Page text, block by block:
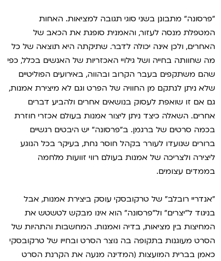
"פרסונה" מתבונן בשני סוגי תגובה למציאות. האחות
המטפלת מנסה לעזור, והאמנית סופגת את הכאב של
האחרים, ולכן אינה יכולה לדבר. שתיקתה היא תוצאה של כל
מה שחוותה בחייה ושל גילויי האכזריות של האנשים בכלל, כפי
שהם משתקפים בעבר הקרוב ובהווה, באירועים הפוליטיים
שלא ניתן לנתקם מן החוויה של הפרט וגם לא מיצירת אמנות,
גם אם זו שואפת לעסוק בנושאים אחרים ולהביע דברים
אחרים. השאלה כיצד ניתן ליצור אמנות בעולם אכזרי חוזרת
בכמה סרטים של ברגמן. ב"פרסונה" יש היבטים רגשיים
ברורים שנועדו לעורר בקהל חוסר נחת, בעיקר בכל הנוגע
ליצירה ולצריכה של אמנות בעולם רווי זוועות מלחמה
בממדים עצומים.
"אנדריי רובלב" של טרקובסקי עוסק ביצירת אמנות, אבל
בניגוד ל"יצרים" ול"פרסונה" הוא אינו מבקש לטשטש את
המחיצות בין מציאות, בדיה ואמנות. המחשבות והתהיות של
הסרט מעוגנות בתקופה בה נוצר הסרט ובחייו של טרקובסקי
כאמן בברית המועצות (המדינה מנעה את הקרנת הסרט